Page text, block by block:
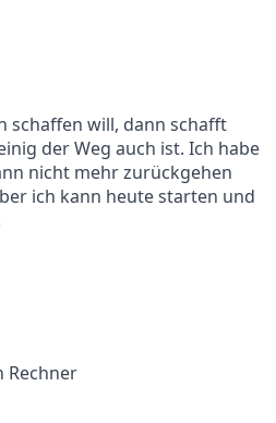
schaffen will, dann schafft
der Weg auch ist. Ich habe
nicht mehr zurückgehen
ich kann heute starten und
Rechner